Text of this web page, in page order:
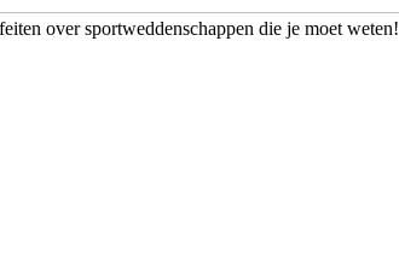
over sportweddenschappen die je moet weten!